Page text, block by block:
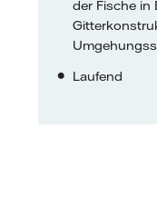
der Fische in
Laufend